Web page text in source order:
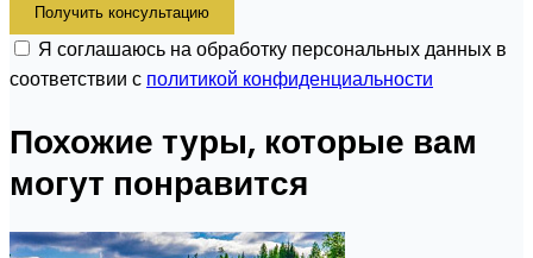
Получить консультацию
Я соглашаюсь на обработку персональных данных в
соответствии с политикой конфиденциальности
Похожие туры, которые вам
могут понравится